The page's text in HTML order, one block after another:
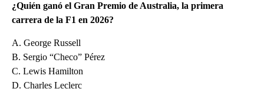
¿Quién ganó el Gran Premio de Australia, la primera
carrera de la F1 en 2026?
A. George Russell
B. Sergio “Checo” Pérez
C. Lewis Hamilton
D. Charles Leclerc